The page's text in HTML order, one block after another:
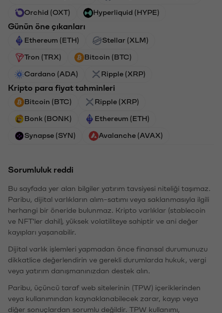
Orchid (OXT) Hyperliquid (HYPE)
Günün öne çıkanları
Ethereum (ETH) Stellar (XLM)
Tron (TRX) Bitcoin (BTC)
Cardano (ADA) Ripple (XRP)
Kripto para fiyat tahminleri
Bitcoin (BTC) Ripple (XRP)
Bonk (BONK) Ethereum (ETH)
Synapse (SYN) Avalanche (AVAX)
Sorumluluk reddi
Bu sayfada yer alan bilgiler yatırım tavsiyesi niteliği taşımaz.
Paribu, dijital varlıkların alım-satımı veya saklanmasıyla ilgili
herhangi bir öneride bulunmaz. Kripto varlıklar (stablecoin
ve NFT'ler dahil), yüksek volatiliteye sahiptir ve ani değer
kayıpları yaşanabilir.
Dijital varlık işlemleri yapmadan önce finansal durumunuzu
dikkatlice değerlendirin ve gerekli durumlarda hukuk, vergi
veya yatırım danışmanınızdan destek alın.
Paribu, üçüncü taraf web sitelerinin (TPW) içeriklerinden
veya kullanımından kaynaklanabilecek zarar, kayıp veya
diğer sonuçlardan sorumlu değildir. TPW kullanımı,